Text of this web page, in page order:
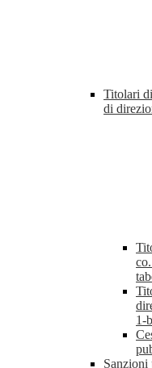
Titolari
di
1-
Sanzioni